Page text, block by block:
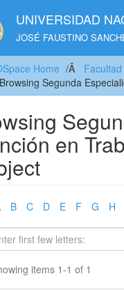
UNIVERSIDAD
JOSÉ FAUSTINO
Home
Browsing Segunda
en
B C D E F G H
items 1-1 of 1